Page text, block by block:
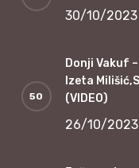
30/10/2023
Donji Vakuf
Izeta
(VIDEO)
26/10/2023